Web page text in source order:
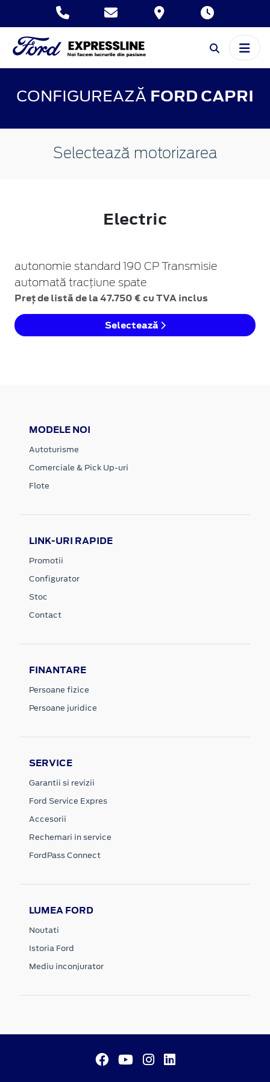
CONFIGUREAZĂ FORD CAPRI
Selectează motorizarea
Electric
autonomie standard 190 CP Transmisie
automată tracțiune spate
Preț de listă de la 47.750 € cu TVA inclus
Selectează
MODELE NOI
Autoturisme
Comerciale & Pick Up-uri
Flote
LINK-URI RAPIDE
Promotii
Configurator
Stoc
Contact
FINANTARE
Persoane fizice
Persoane juridice
SERVICE
Garantii si revizii
Ford Service Expres
Accesorii
Rechemari in service
FordPass Connect
LUMEA FORD
Noutati
Istoria Ford
Mediu inconjurator